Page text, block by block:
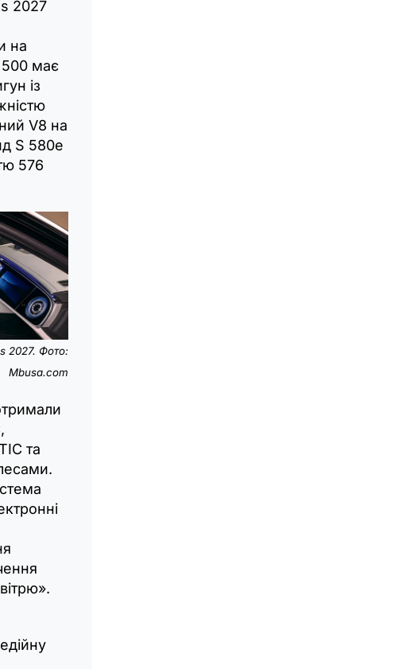
2027
на
500 має
із
V8 на
S 580e
576
2027. Фото:
Mbusa.com
та